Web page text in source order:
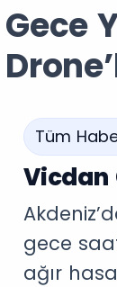
Gece
Tüm
Vicdan
gece
ağır